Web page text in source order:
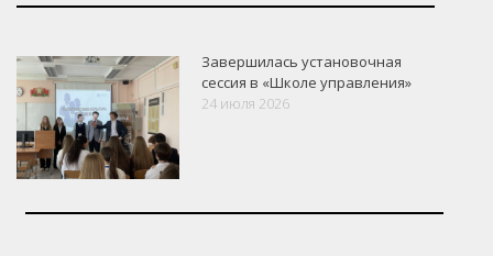
Завершилась установочная
сессия в «Школе управления»
24 июля 2026